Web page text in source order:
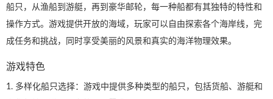
船只，从渔船到游艇，再到豪华邮轮，每一种船都有其独特的特性和
操作方式。游戏提供开放的海域，玩家可以自由探索各个海岸线，完
成任务和挑战，同时享受美丽的风景和真实的海洋物理效果。
游戏特色
1. 多样化船只选择：游戏中提供多种类型的船只，包括货船、游艇和